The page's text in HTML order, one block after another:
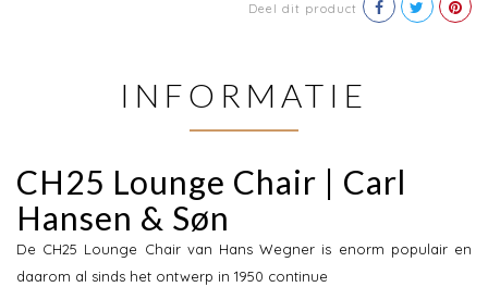
Deel dit product
INFORMATIE
CH25 Lounge Chair | Carl
Hansen & Søn
De CH25 Lounge Chair van Hans Wegner is enorm populair en
daarom al sinds het ontwerp in 1950 continue